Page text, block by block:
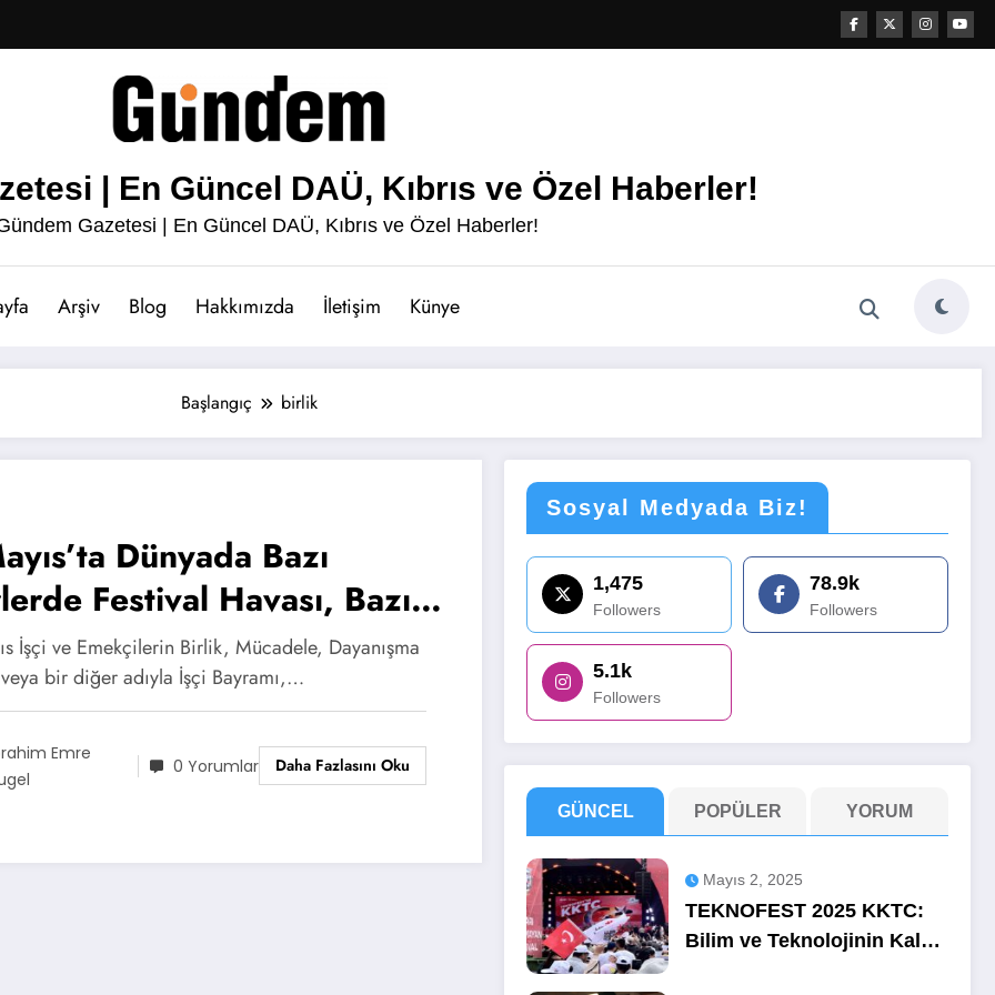
| En Güncel DAÜ, Kıbrıs ve Özel Haberler!
Gazetesi | En Güncel DAÜ, Kıbrıs ve Özel Haberler!
Arşiv Blog Hakkımızda İletişim Künye
Başlangıç birlik
Dünyada Bazı
Festival Havası, Bazı
İse Gözaltılar Vardı
İşçi ve Emekçilerin Birlik, Mücadele, Dayanışma
bir diğer adıyla İşçi Bayramı,…
Emre
0 Yorumlar Daha Fazlasını Oku
Sosyal Medyada Biz!
1,475
Followers
78.9k
Followers
5.1k
Followers
GÜNCEL POPÜLER YORUM
Mayıs 2, 2025
TEKNOFEST 2025 KKTC:
Bilim ve Teknolojinin Kalbi